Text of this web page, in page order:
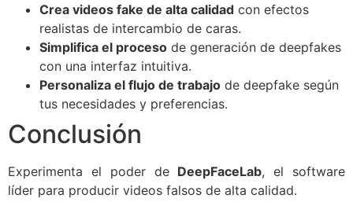
Crea videos fake de alta calidad con efectos
realistas de intercambio de caras.
Simplifica el proceso de generación de deepfakes
con una interfaz intuitiva.
Personaliza el flujo de trabajo de deepfake según
tus necesidades y preferencias.
Conclusión
Experimenta el poder de DeepFaceLab, el software
líder para producir videos falsos de alta calidad.